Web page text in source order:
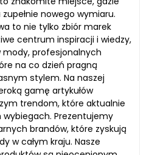
nowego wymiaru.
to nie tylko zbiór marek
centrum inspiracji i wiedzy,
mody, profesjonalnych
na co dzień pragną
stylem. Na naszej
gamę artykułów
trendom, które aktualnie
Prezentujemy
brandów, które zyskują
w całym kraju. Nasze